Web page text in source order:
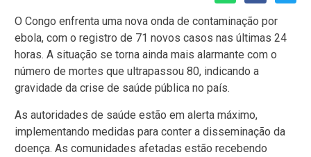
O Congo enfrenta uma nova onda de contaminação por
ebola, com o registro de 71 novos casos nas últimas 24
horas. A situação se torna ainda mais alarmante com o
número de mortes que ultrapassou 80, indicando a
gravidade da crise de saúde pública no país.
As autoridades de saúde estão em alerta máximo,
implementando medidas para conter a disseminação da
doença. As comunidades afetadas estão recebendo